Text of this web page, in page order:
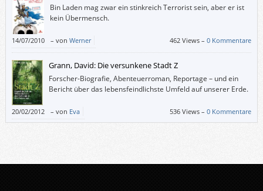
Bin Laden mag zwar ein stinkreich Terrorist sein, aber er ist
kein Übermensch.
14/07/2010 – von Werner 462 Views –0 Kommentare
Grann, David: Die versunkene Stadt Z
Forscher-Biografie, Abenteuerroman, Reportage – und ein
Bericht über das lebensfeindlichste Umfeld auf unserer Erde.
20/02/2012 – von Eva 536 Views –0 Kommentare